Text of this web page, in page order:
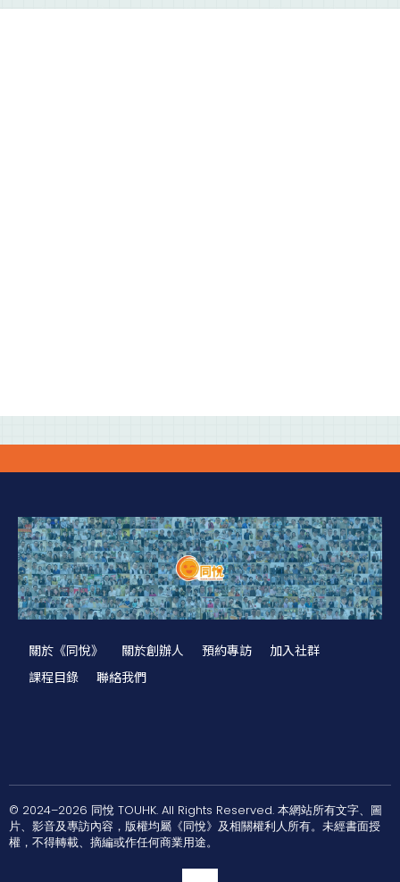
關於《同悅》 關於創辦人 預約專訪
加入社群
課程目錄
聯絡我們
© 2024–2026 同悅 TOUHK. All Rights Reserved. 本網站所有文字、圖
片、影音及專訪內容，版權均屬《同悅》及相關權利人所有。未經書面授
權，不得轉載、摘編或作任何商業用途。